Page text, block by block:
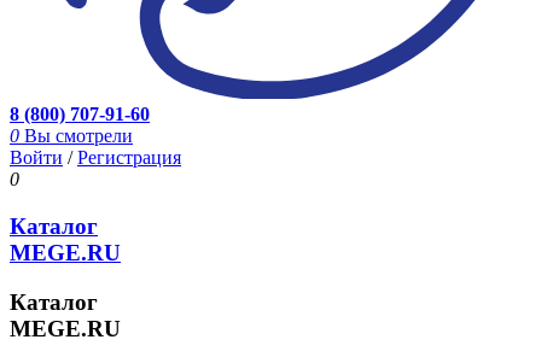
8 (800) 707-91-60
0 Вы смотрели
Войти /Регистрация
0
Каталог
MEGE.RU
Каталог
MEGE.RU